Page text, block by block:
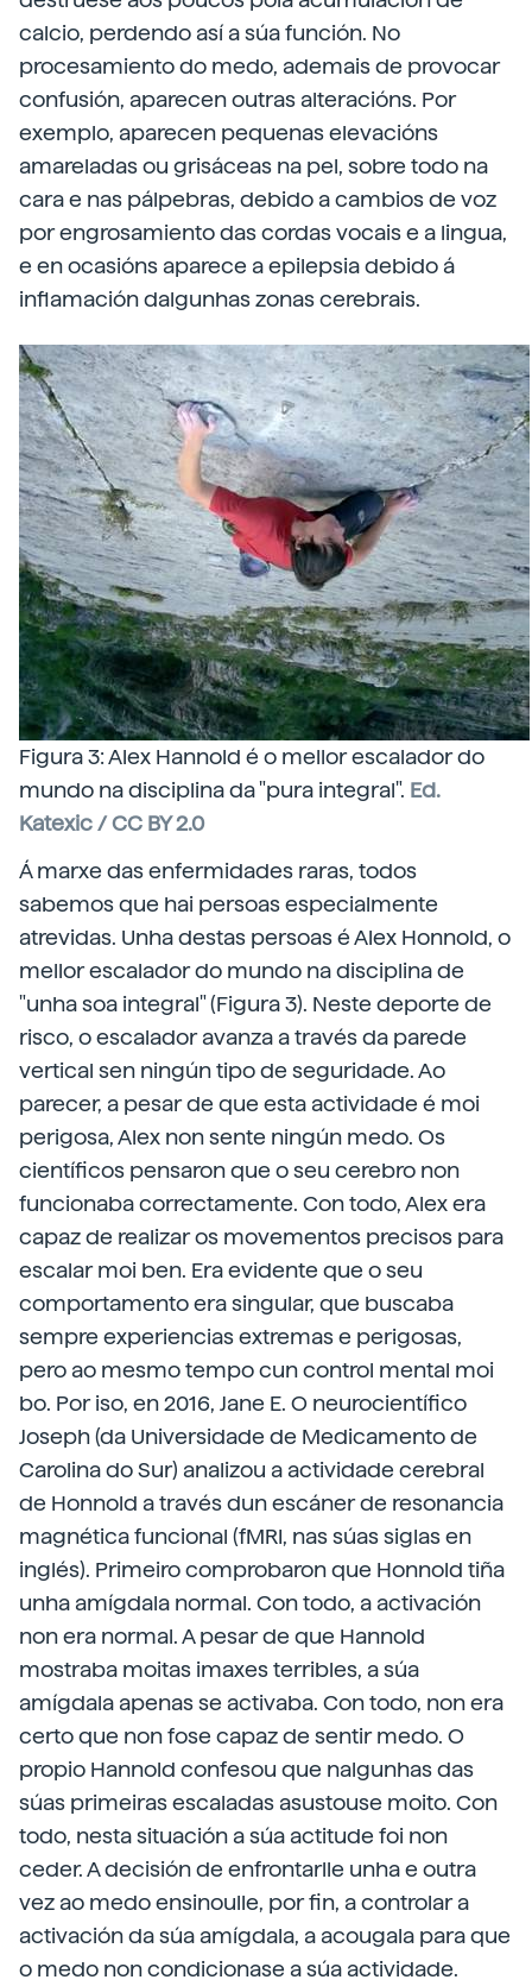
calcio, perdendo así a súa función. No
procesamiento do medo, ademais de provocar
confusión, aparecen outras alteracións. Por
exemplo, aparecen pequenas elevacións
amareladas ou grisáceas na pel, sobre todo na
cara e nas pálpebras, debido a cambios de voz
por engrosamiento das cordas vocais e a lingua,
e en ocasións aparece a epilepsia debido á
inflamación dalgunhas zonas cerebrais.
Figura 3: Alex Hannold é o mellor escalador do
mundo na disciplina da "pura integral". Ed.
Katexic / CC BY 2.0
Á marxe das enfermidades raras, todos
sabemos que hai persoas especialmente
atrevidas. Unha destas persoas é Alex Honnold, o
mellor escalador do mundo na disciplina de
"unha soa integral" (Figura 3). Neste deporte de
risco, o escalador avanza a través da parede
vertical sen ningún tipo de seguridade. Ao
parecer, a pesar de que esta actividade é moi
perigosa, Alex non sente ningún medo. Os
científicos pensaron que o seu cerebro non
funcionaba correctamente. Con todo, Alex era
capaz de realizar os movementos precisos para
escalar moi ben. Era evidente que o seu
comportamento era singular, que buscaba
sempre experiencias extremas e perigosas,
pero ao mesmo tempo cun control mental moi
bo. Por iso, en 2016, Jane E. O neurocientífico
Joseph (da Universidade de Medicamento de
Carolina do Sur) analizou a actividade cerebral
de Honnold a través dun escáner de resonancia
magnética funcional (fMRI, nas súas siglas en
inglés). Primeiro comprobaron que Honnold tiña
unha amígdala normal. Con todo, a activación
non era normal. A pesar de que Hannold
mostraba moitas imaxes terribles, a súa
amígdala apenas se activaba. Con todo, non era
certo que non fose capaz de sentir medo. O
propio Hannold confesou que nalgunhas das
súas primeiras escaladas asustouse moito. Con
todo, nesta situación a súa actitude foi non
ceder. A decisión de enfrontarlle unha e outra
vez ao medo ensinoulle, por fin, a controlar a
activación da súa amígdala, a acougala para que
o medo non condicionase a súa actividade.